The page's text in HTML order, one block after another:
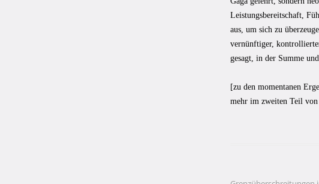
Leistungsbereitschaft,
aus, um sich zu
vernünftiger,
gesagt, in der Summe
[zu den momentanen
mehr im zweiten Teil